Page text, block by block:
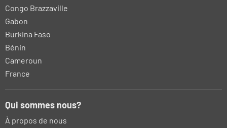
Congo Brazzaville
Gabon
Burkina Faso
Bénin
Cameroun
France
Qui sommes nous?
À propos de nous